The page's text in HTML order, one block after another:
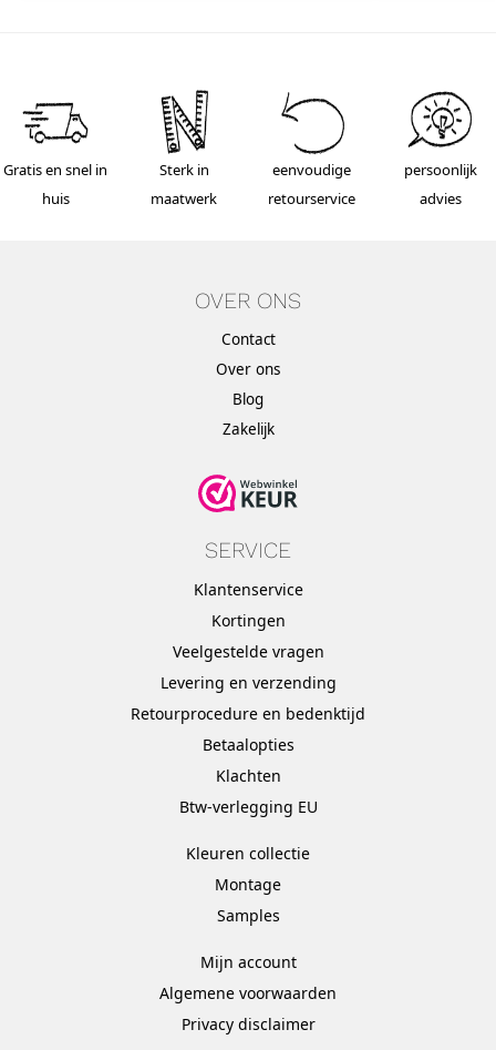
Gratis en snel in
huis
Sterk in
maatwerk
eenvoudige
retourservice
persoonlijk
advies
OVER ONS
Contact
Over ons
Blog
Zakelijk
SERVICE
Klantenservice
Kortingen
Veelgestelde vragen
Levering en verzending
Retourprocedure en bedenktijd
Betaalopties
Klachten
Btw-verlegging EU
Kleuren collectie
Montage
Samples
Mijn account
Algemene voorwaarden
Privacy disclaimer